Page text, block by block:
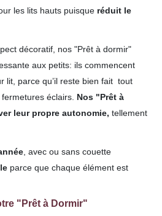
les lits hauts puisque réduit le
décoratif, nos "Prêt à dormir"
aux petits: ils commencent
lit, parce qu’il reste bien fait tout
éclairs. Nos "Prêt à
leur propre autonomie, tellement
, avec ou sans couette
parce que chaque élément est
"Prêt à Dormir"